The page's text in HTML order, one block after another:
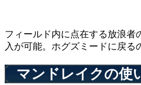
フィールド内に点在する放浪者
入が可能。ホグズミードに戻る
マンドレイクの使